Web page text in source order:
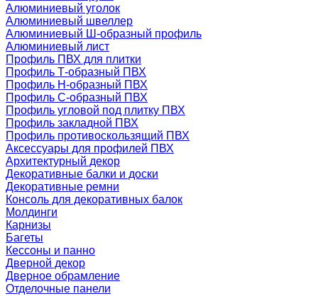
Алюминиевый уголок
Алюминиевый швеллер
Алюминиевый Ш-образный профиль
Алюминиевый лист
Профиль ПВХ для плитки
Профиль Т-образный ПВХ
Профиль H-образный ПВХ
Профиль C-образный ПВХ
Профиль угловой под плитку ПВХ
Профиль закладной ПВХ
Профиль противоскользящий ПВХ
Аксессуары для профилей ПВХ
Архитектурный декор
Декоративные балки и доски
Декоративные ремни
Консоль для декоративных балок
Молдинги
Карнизы
Багеты
Кессоны и панно
Дверной декор
Дверное обрамление
Отделочные панели